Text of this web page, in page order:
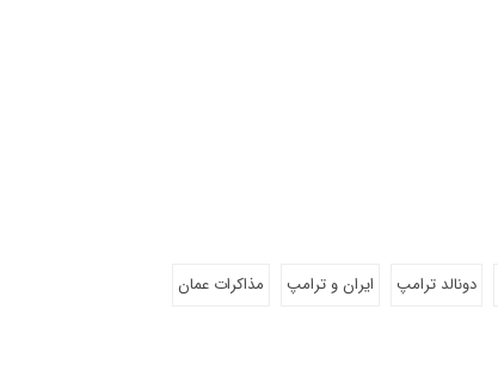
دونالد ترامپ ایران و ترامپ
مذاکرات عمان